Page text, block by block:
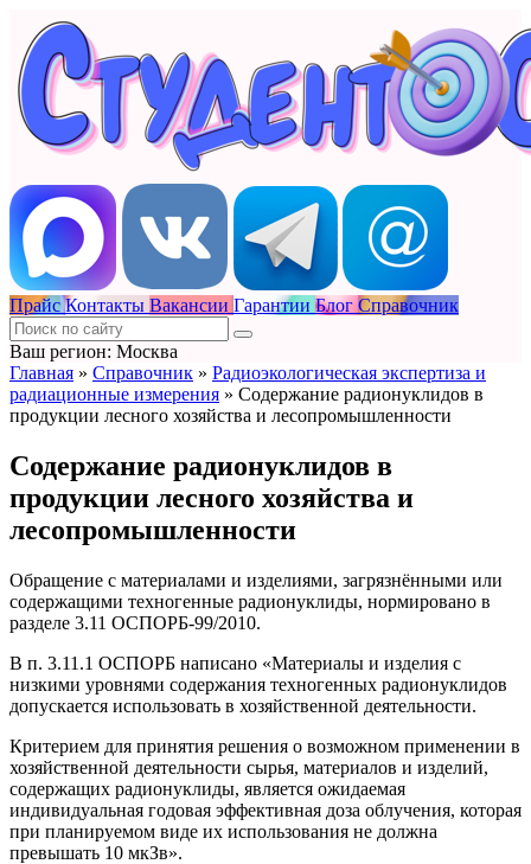
Прайс Контакты Вакансии Гарантии Блог Справочник
Ваш регион: Москва
Главная » Справочник » Радиоэкологическая экспертиза и
радиационные измерения » Содержание радионуклидов в
продукции лесного хозяйства и лесопромышленности
Содержание радионуклидов в
продукции лесного хозяйства и
лесопромышленности
Обращение с материалами и изделиями, загрязнёнными или
содержащими техногенные радионуклиды, нормировано в
разделе 3.11 ОСПОРБ-99/2010.
В п. 3.11.1 ОСПОРБ написано «Материалы и изделия с
низкими уровнями содержания техногенных радионуклидов
допускается использовать в хозяйственной деятельности.
Критерием для принятия решения о возможном применении в
хозяйственной деятельности сырья, материалов и изделий,
содержащих радионуклиды, является ожидаемая
индивидуальная годовая эффективная доза облучения, которая
при планируемом виде их использования не должна
превышать 10 мкЗв».